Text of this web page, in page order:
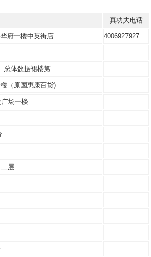
真功夫电话
府一楼中英街店 4006927927
总体数据裙楼第
（原国惠康百货)
场一楼
层